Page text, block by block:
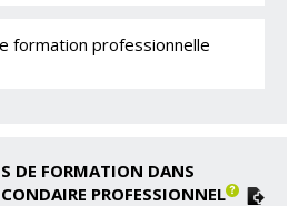
formation professionnelle
DE FORMATION DANS
PROFESSIONNEL